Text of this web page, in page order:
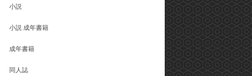
小説
小説 成年書籍
成年書籍
同人誌